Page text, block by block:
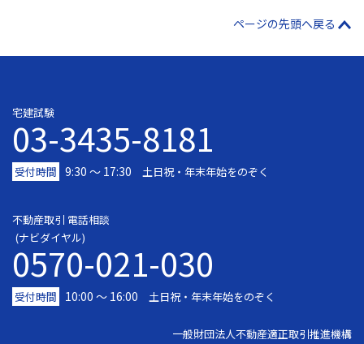
ページの先頭へ戻る
宅建試験
03-3435-8181
受付時間 9:30 〜 17:30 土日祝・年末年始をのぞく
不動産取引 電話相談
(ナビダイヤル)
0570-021-030
受付時間 10:00 ～ 16:00 土日祝・年末年始をのぞく
一般財団法人不動産適正取引推進機構